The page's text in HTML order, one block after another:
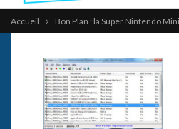
Accueil Bon Plan : la Super Nintendo